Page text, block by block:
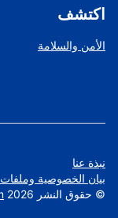
اكتشف
الأمن والسلامة
نبذة عنا
بيان الخصوصية وملفات
© حقوق النشر 2026